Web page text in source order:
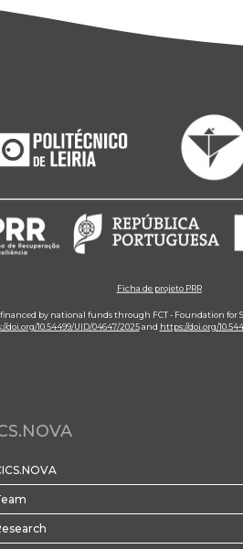
Ficha de projeto PRR
by national funds through FCT - Foundation
doi.org/10.54499/UID/04647/2025and https://doi.org/